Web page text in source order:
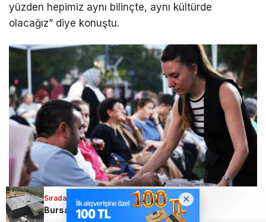
yüzden hepimiz aynı bilinçte, aynı kültürde
olacağız” diye konuştu.
Sıradaki Haber
Bursa’da bu depo 10 mahalleye kesintisiz ve sağlıklı içme suyu sağlayacak!